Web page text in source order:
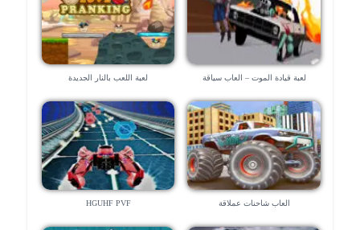
لعبة قيادة الموت – العاب سياقة لعبة اللعب بالنار الجديدة
العاب شاحنات عملاقة HGUHF PVF